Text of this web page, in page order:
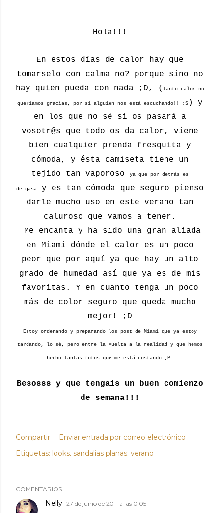
Hola!!!
En estos días de calor hay que
tomarselo con calma no? porque sino no
hay quien pueda con nada ;D, ( tanto calor no
queríamos gracias, por si alguien nos está escuchando!! :S ) y
en los que no sé si os pasará a
vosotr@s que todo os da calor, viene
bien cualquier prenda fresquita y
cómoda, y ésta camiseta tiene un
tejido tan vaporoso
ya que por detrás es
de gasa
y es tan cómoda que seguro pienso
darle mucho uso en este verano tan
caluroso que vamos a tener.
Me encanta y ha sido una gran aliada
en Miami dónde el calor es un poco
peor que por aquí ya que hay un alto
grado de humedad así que ya es de mis
favoritas. Y en cuanto tenga un poco
más de color seguro que queda mucho
mejor! ;D
Estoy ordenando y preparando los post de Miami que ya estoy
tardando, lo sé, pero entre la vuelta a la realidad y que hemos
hecho tantas fotos que me está costando ;P.
Besosss y que tengais un buen comienzo
de semana!!!
Compartir
Enviar entrada por correo electrónico
Etiquetas: looks sandalias planas; verano
COMENTARIOS
Nelly 27 de junio de 2011 a las 0:05